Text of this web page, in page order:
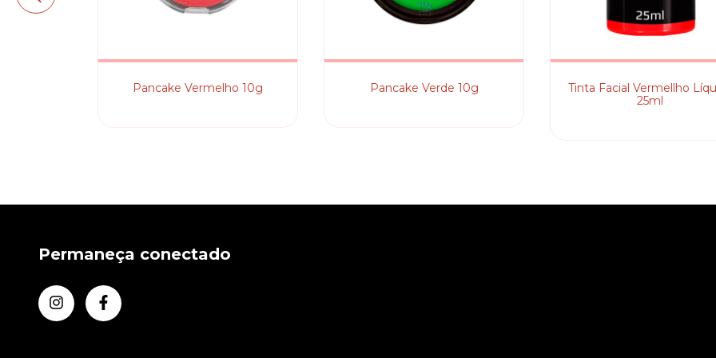
Pancake Vermelho 10g Pancake Verde 10g
Tinta Facial Vermellho
25ml
Permaneça conectado